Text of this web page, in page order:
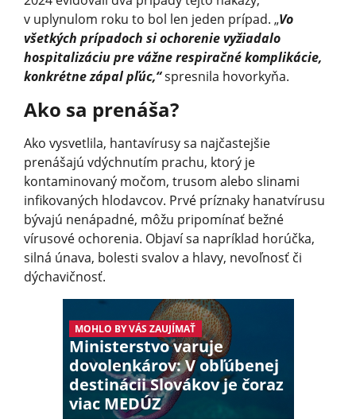
v uplynulom roku to bol len jeden prípad. „Vo
všetkých prípadoch si ochorenie vyžiadalo
hospitalizáciu pre vážne respiračné komplikácie,
konkrétne zápal pľúc,“spresnila hovorkyňa.
Ako sa prenáša?
Ako vysvetlila, hantavírusy sa najčastejšie
prenášajú vdýchnutím prachu, ktorý je
kontaminovaný močom, trusom alebo slinami
infikovaných hlodavcov. Prvé príznaky hanatvírusu
bývajú nenápadné, môžu pripomínať bežné
vírusové ochorenia. Objaví sa napríklad horúčka,
silná únava, bolesti svalov a hlavy, nevoľnosť či
dýchavičnosť.
MOHLO BY VÁS ZAUJÍMAŤ
Ministerstvo varuje
dovolenkárov: V obľúbenej
destinácii Slovákov je čoraz
viac MEDÚZ